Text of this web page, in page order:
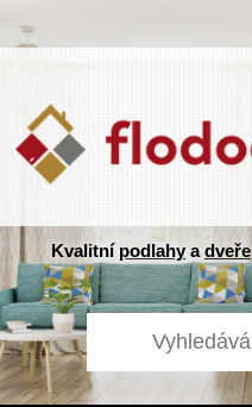
Kvalitní podlahyadveře